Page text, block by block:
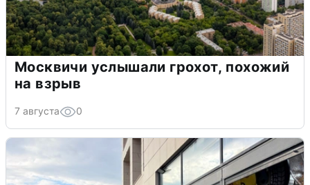
Москвичи услышали грохот, похожий
на взрыв
7 августа 0